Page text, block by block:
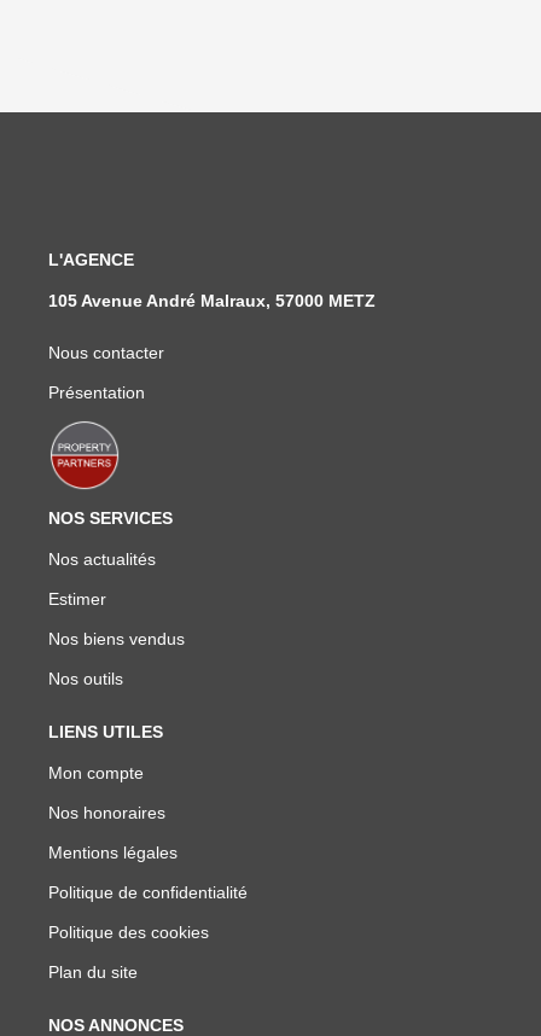
L'AGENCE
105 Avenue André Malraux, 57000 METZ
Nous contacter
Présentation
NOS SERVICES
Nos actualités
Estimer
Nos biens vendus
Nos outils
LIENS UTILES
Mon compte
Nos honoraires
Mentions légales
Politique de confidentialité
Politique des cookies
Plan du site
NOS ANNONCES